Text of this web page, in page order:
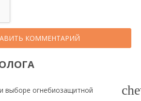
КОММЕНТАРИЙ
выборе огнебиозащитной